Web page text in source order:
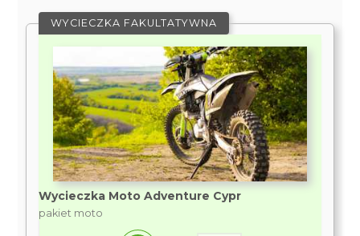
WYCIECZKA FAKULTATYWNA
Wycieczka Moto Adventure Cypr
pakiet moto